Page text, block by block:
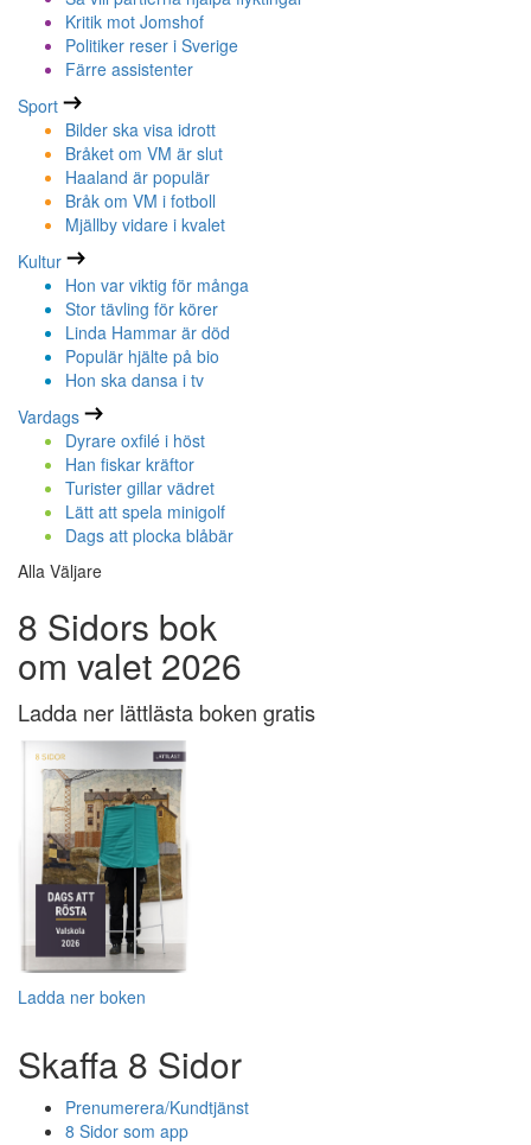
Kritik mot Jomshof
Politiker reser i Sverige
Färre assistenter
Sport
Bilder ska visa idrott
Bråket om VM är slut
Haaland är populär
Bråk om VM i fotboll
Mjällby vidare i kvalet
Kultur
Hon var viktig för många
Stor tävling för körer
Linda Hammar är död
Populär hjälte på bio
Hon ska dansa i tv
Vardags
Dyrare oxfilé i höst
Han fiskar kräftor
Turister gillar vädret
Lätt att spela minigolf
Dags att plocka blåbär
Alla Väljare
8 Sidors bok
om valet 2026
Ladda ner lättlästa boken gratis
Ladda ner boken
Skaffa 8 Sidor
Prenumerera/Kundtjänst
8 Sidor som app